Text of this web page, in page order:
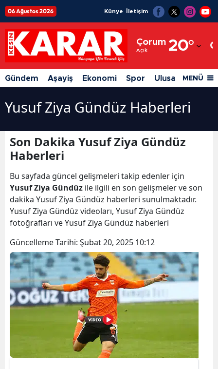
06 Ağustos 2026 Künye İletişim
Çorum
Açık 20°
Adıyaman
Afyonkarahisar
Ağrı
Amasya
Ankara
Antalya
Aydın
Balıkesir
Bilecik
Bitlis
Bolu
Gündem Aşayiş Ekonomi Spor Ulusal Siyaset
MENÜ
Yusuf Ziya Gündüz Haberleri
Son Dakika Yusuf Ziya Gündüz
Haberleri
Bu sayfada güncel gelişmeleri takip edenler için
Yusuf Ziya Gündüz ile ilgili en son gelişmeler ve son
dakika Yusuf Ziya Gündüz haberleri sunulmaktadır.
Yusuf Ziya Gündüz videoları, Yusuf Ziya Gündüz
fotoğrafları ve Yusuf Ziya Gündüz haberleri
Güncelleme Tarihi: Şubat 20, 2025 10:12